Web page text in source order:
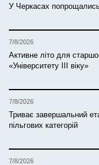
У Черкасах
7/8/2026
Активне літо для
«Університету ІІІ віку»
7/8/2026
Триває завершальний
пільгових категорій
7/8/2026